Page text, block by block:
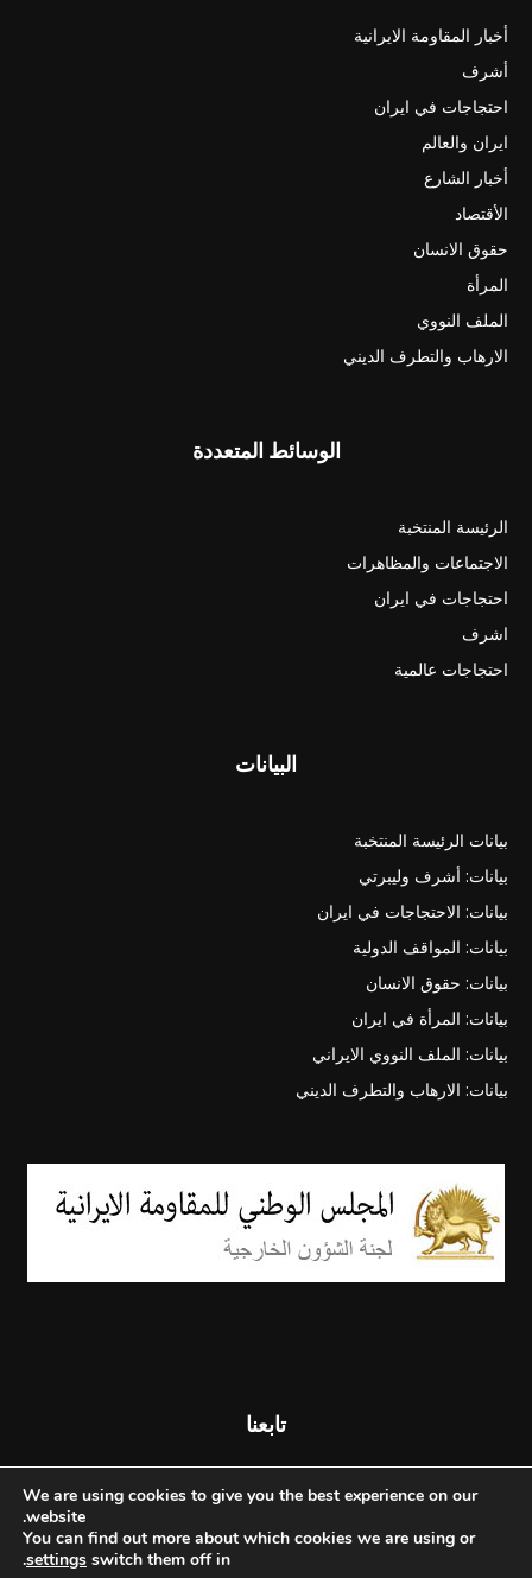
أخبار المقاومة الايرانية
أشرف
احتجاجات في ايران
ايران والعالم
أخبار الشارع
الأقتصاد
حقوق الانسان
المرأة
الملف النووي
الارهاب والتطرف الديني
الوسائط المتعددة
الرئيسة المنتخبة
الاجتماعات والمظاهرات
احتجاجات في ايران
اشرف
احتجاجات عالمية
البيانات
بيانات الرئيسة المنتخبة
بيانات: أشرف وليبرتي
بيانات: الاحتجاجات في ايران
بيانات: المواقف الدولية
بيانات: حقوق الانسان
بيانات: المرأة في ايران
بيانات: الملف النووي الايراني
بيانات: الارهاب والتطرف الديني
تابعنا
We are using cookies to give you the best experience on our
website.
You can find out more about which cookies we are using or
switch them off in
settings
.